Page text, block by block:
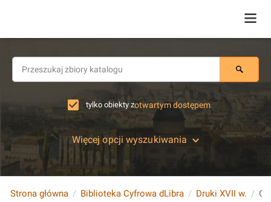
tylko obiekty zotwartym dostępem
Więcej opcji wyszukiwania
Strona główna Biblioteka Cyfrowa dLibra Druki XVII w.